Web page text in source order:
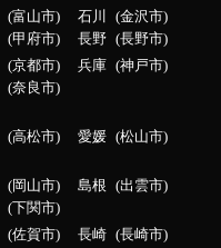
富山市 石川
金沢市
甲府市 長野 長野市
京都市 兵庫
神戸市
奈良市
高松市 愛媛
松山市
岡山市 島根
出雲市
下関市
佐賀市 長崎
長崎市